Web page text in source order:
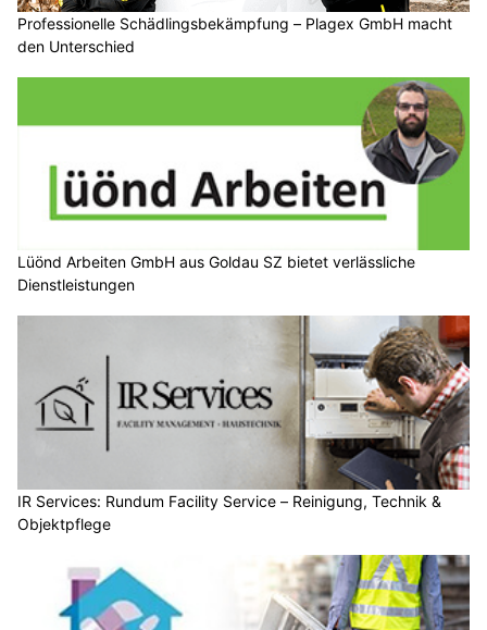
Professionelle Schädlingsbekämpfung – Plagex GmbH macht
den Unterschied
Lüönd Arbeiten GmbH aus Goldau SZ bietet verlässliche
Dienstleistungen
IR Services: Rundum Facility Service – Reinigung, Technik &
Objektpflege